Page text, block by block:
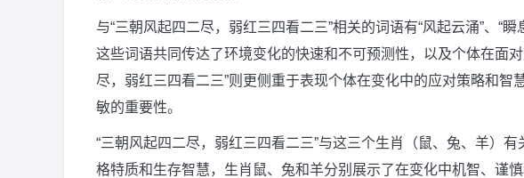
与“三朝风起四二尽，弱红三四看二三”相关的词语有“风起云涌”、“瞬
这些词语共同传达了环境变化的快速和不可预测性，以及个体在面
尽，弱红三四看二三”则更侧重于表现个体在变化中的应对策略和智
敏的重要性。
“三朝风起四二尽，弱红三四看二三”与这三个生肖（鼠、兔、羊）
格特质和生存智慧，生肖鼠、兔和羊分别展示了在变化中机智、谨